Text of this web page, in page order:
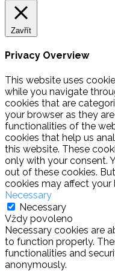
Zavřít
Privacy Overview
This website uses
while you navigate
cookies that are
your browser as they
functionalities of the
cookies that help us
this website. These
only with your consent.
out of these cookies.
cookies may affect your
Necessary
Necessary
Vždy povoleno
Necessary cookies are
to function properly.
functionalities and
anonymously.